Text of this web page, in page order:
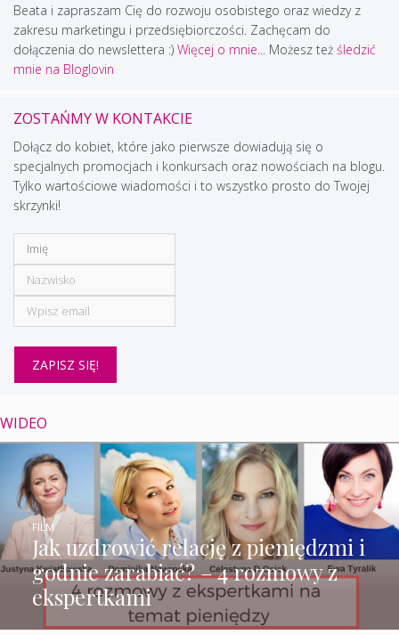
Beata i zapraszam Cię do rozwoju osobistego oraz wiedzy z
zakresu marketingu i przedsiębiorczości. Zachęcam do
dołączenia do newslettera :) Więcej o mnie... Możesz też śledzić
mnie na Bloglovin
ZOSTAŃMY W KONTAKCIE
Dołącz do kobiet, które jako pierwsze dowiadują się o
specjalnych promocjach i konkursach oraz nowościach na blogu.
Tylko wartościowe wiadomości i to wszystko prosto do Twojej
skrzynki!
WIDEO
Jak uzdrowić relację z pieniędzmi i
godnie zarabiać? – 4 rozmowy z
ekspertkami
FILM